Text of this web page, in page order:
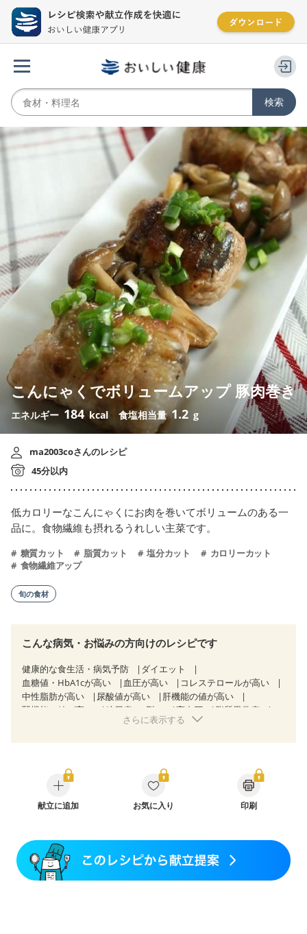
こんにゃくでボリュームアップ 豚肉巻き
エネルギー 184 kcal 食塩相当量1.2 g
ma2003coさんのレシピ
45分以内
低カロリーなこんにゃくにお肉を巻いてボリュームのある一
品に。食物繊維も摂れるうれしい主菜です。
糖質カット 脂質カット 塩分カット
カロリーカット
食物繊維アップ
旬の食材
こんな病気・お悩みの方向けのレシピです
健康的な食生活・病気予防
ダイエット
血糖値・HbA1cが高い
血圧が高い
コレステロールが高い
中性脂肪が高い
尿酸値が高い
肝機能の値が高い
腎機能の値が高い
糖尿病（2型） 高血圧
脂質異常症
狭心症 心筋梗塞
糖尿病性腎症（第３期）
CKD（ステージ２）
CKD（ステージ３a）
CKD（ステージ３b）
乳がん（抗がん剤治療中）
乳がん（ホルモン療法中）
産後（ミルク）
ニキビ・肌荒れ
妊活中 更年期
さらに表示する
献立に追加 お気に入り 印刷